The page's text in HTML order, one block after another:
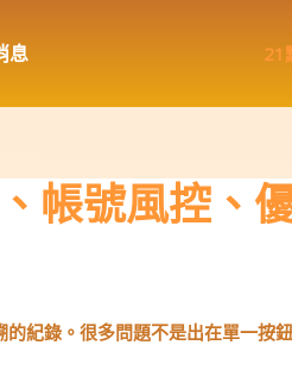
息
帳號風控、
紀錄。很多問題不是出在單一按